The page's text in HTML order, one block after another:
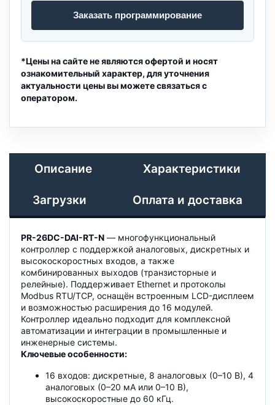
Заказать программирование
*Цены на сайте не являются офертой и носят
ознакомительный характер, для уточнения
актуальности цены вы можете связаться с
оператором.
Описание Характеристики
Загрузки Оплата и доставка
PR-26DC-DAI-RT-N — многофункциональный
контроллер с поддержкой аналоговых, дискретных и
высокоскоростных входов, а также
комбинированных выходов (транзисторные и
релейные). Поддерживает Ethernet и протоколы
Modbus RTU/TCP, оснащён встроенным LCD-дисплеем
и возможностью расширения до 16 модулей.
Контроллер идеально подходит для комплексной
автоматизации и интеграции в промышленные и
инженерные системы.
Ключевые особенности:
16 входов: дискретные, 8 аналоговых (0–10 В), 4
аналоговых (0–20 мА или 0–10 В),
высокоскоростные до 60 кГц.